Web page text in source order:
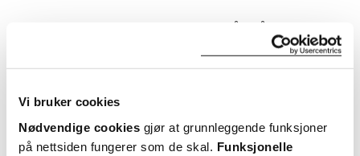
Vi bruker cookies
Nødvendige cookies gjør at grunnleggende funksjoner
på nettsiden fungerer som de skal. Funksjonelle